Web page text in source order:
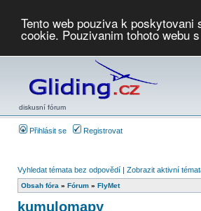
Tento web pouziva k
cookie. Pouzivanim tohoto webu
diskusní fórum
Přihlásit se Registrovat
Vyhledat témata bez odpovědí | Zobrazit aktivní
Obsah fóra » Fórum » FlyMet
kumulomapy